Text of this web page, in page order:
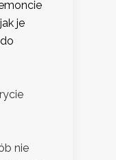
je
nie